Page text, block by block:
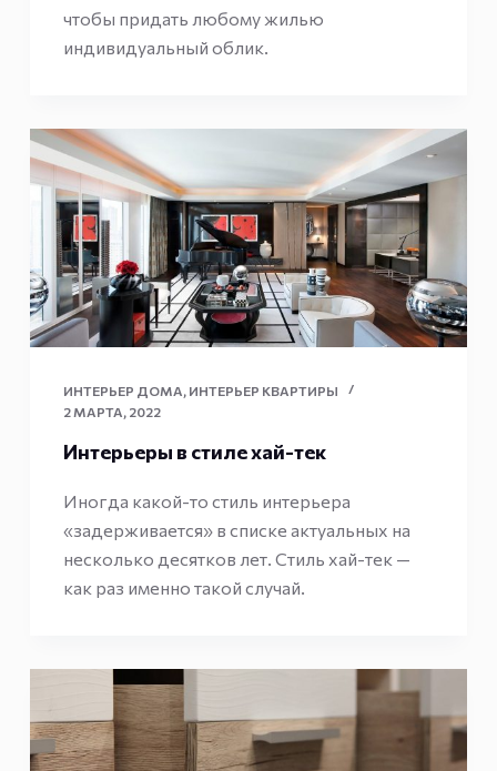
чтобы придать любому жилью
индивидуальный облик.
ИНТЕРЬЕР ДОМА ИНТЕРЬЕР КВАРТИРЫ
2 МАРТА, 2022
Интерьеры в стиле хай-тек
Иногда какой-то стиль интерьера
«задерживается» в списке актуальных на
несколько десятков лет. Стиль хай-тек —
как раз именно такой случай.